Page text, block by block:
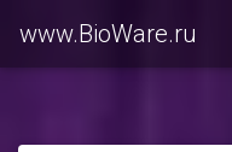
www.BioWare.ru